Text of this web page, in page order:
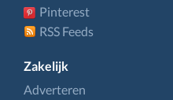
Pinterest
RSS Feeds
Zakelijk
Adverteren